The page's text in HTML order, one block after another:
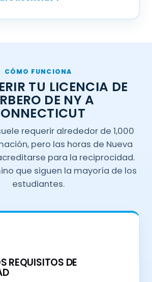
CÓMO FUNCIONA
TU LICENCIA DE
DE NY A
requerir alrededor de 1,000
pero las horas de Nueva
para la reciprocidad.
que siguen la mayoría de los
estudiantes.
REQUISITOS DE